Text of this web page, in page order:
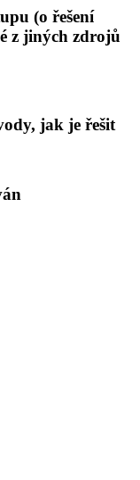
(o řešení
z jiných zdrojů
jak je řešit